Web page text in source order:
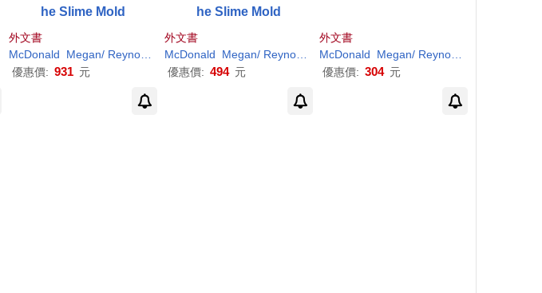
Peter H. (ILT)
he Slime Mold
外文書
McDonald
Megan/ Reynolds Peter H. (ILT)
優惠價: 931 元
he Slime Mold
外文書
McDonald
Megan/ Reynolds Peter H. (ILT)
優惠價: 494 元
外文書
McDonald
Megan/ Reynolds
優惠價: 304 元